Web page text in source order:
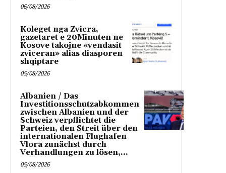
06/08/2026
Koleget nga Zvicra,
gazetaret e 20Minuten ne
Kosove takojne «vendasit
zviceran» alias diasporen
shqiptare
05/08/2026
Albanien / Das
Investitionsschutzabkommen
zwischen Albanien und der
Schweiz verpflichtet die
Parteien, den Streit über den
internationalen Flughafen
Vlora zunächst durch
Verhandlungen zu lösen,...
05/08/2026